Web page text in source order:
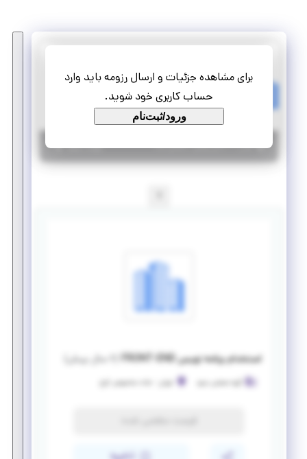
برای مشاهده جزئیات و ارسال رزومه باید وارد
حساب کاربری خود شوید.
ورود/ثبت‌نام
تمام وقت استخدام
تهران |۶ سال پیش | منقضی شده جزئیات بیشتر
استخدام برنامه نویس FRONT-END